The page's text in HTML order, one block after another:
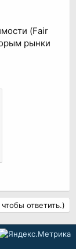
(Fair
рынки
ответить.)